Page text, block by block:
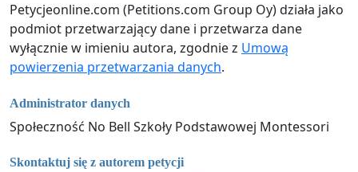
Petycjeonline.com (Petitions.com Group Oy) działa jako
podmiot przetwarzający dane i przetwarza dane
wyłącznie w imieniu autora, zgodnie z Umową
powierzenia przetwarzania danych.
Administrator danych
Społeczność No Bell Szkoły Podstawowej Montessori
Skontaktuj się z autorem petycji